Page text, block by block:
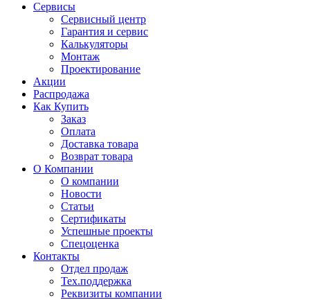
Сервисы
Сервисный центр
Гарантия и сервис
Калькуляторы
Монтаж
Проектирование
Акции
Распродажа
Как Купить
Заказ
Оплата
Доставка товара
Возврат товара
О Компании
О компании
Новости
Статьи
Сертификаты
Успешные проекты
Спецоценка
Контакты
Отдел продаж
Тех.поддержка
Реквизиты компании